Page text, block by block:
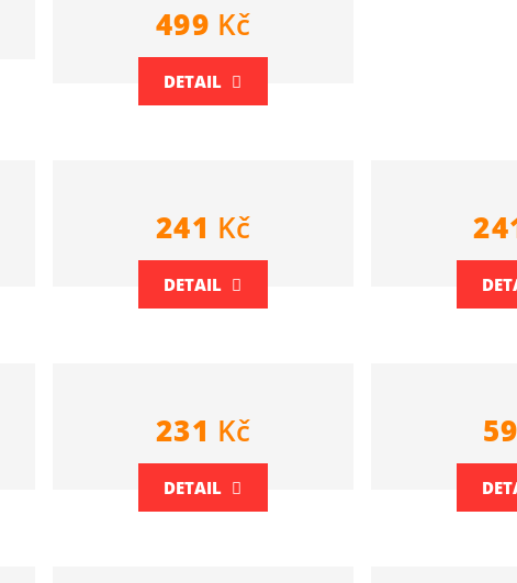
499 Kč
DETAIL
241 Kč
DETAIL
231 Kč
DETAIL
59